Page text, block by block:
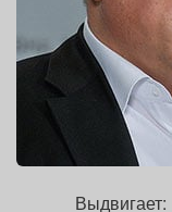
Выдвигает: